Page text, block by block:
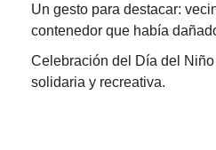
Un gesto para destacar:
contenedor que había
Celebración del Día del
solidaria y recreativa.